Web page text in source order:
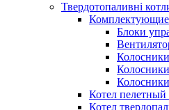
Твердотопаливні
Блоки
Котел
Котел